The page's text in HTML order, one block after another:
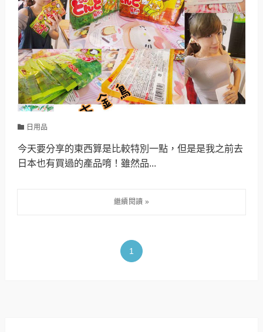
日用品
今天要分享的東西算是比較特別一點，但是是我之前去
日本也有買過的產品唷！雖然品...
1